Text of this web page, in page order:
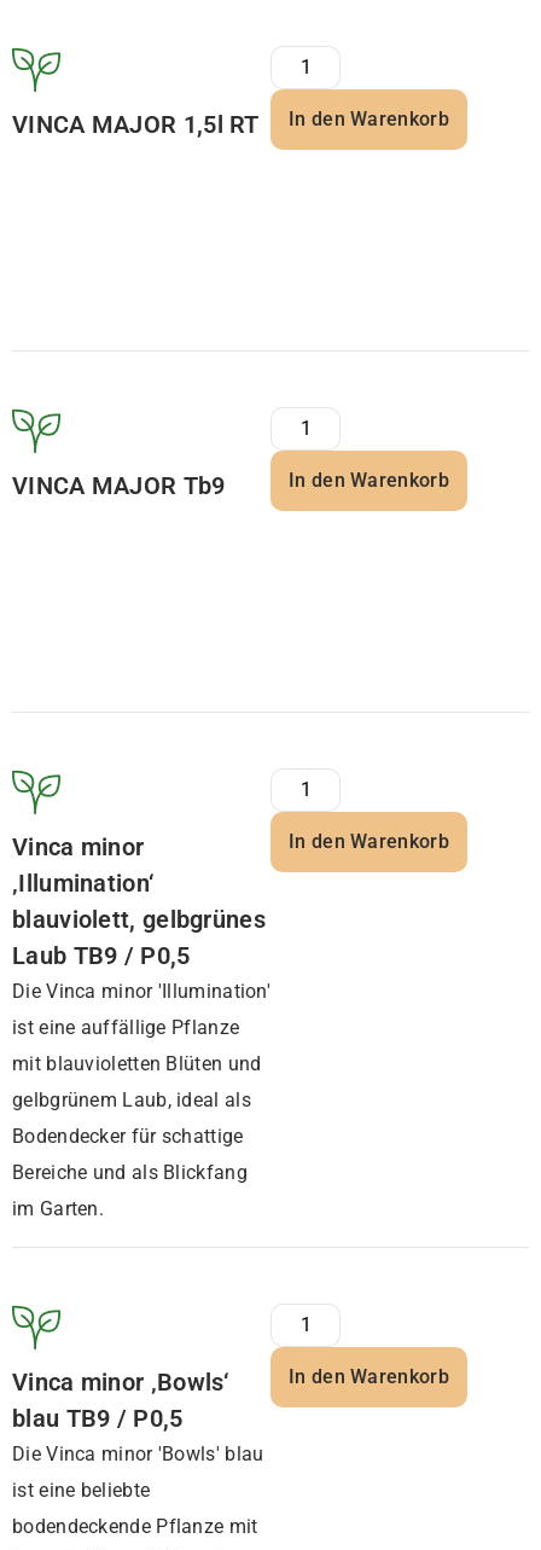
VINCA MAJOR 1,5l RT In den Warenkorb
VINCA MAJOR Tb9 In den Warenkorb
Vinca minor
‚Illumination‘
blauviolett, gelbgrünes
Laub TB9 / P0,5
Die Vinca minor 'Illumination'
ist eine auffällige Pflanze
mit blauvioletten Blüten und
gelbgrünem Laub, ideal als
Bodendecker für schattige
Bereiche und als Blickfang
im Garten.
In den Warenkorb
Vinca minor ‚Bowls‘
blau TB9 / P0,5
Die Vinca minor 'Bowls' blau
ist eine beliebte
bodendeckende Pflanze mit
In den Warenkorb